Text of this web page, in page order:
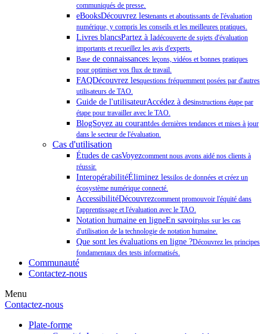
communiqués de presse.
eBooksDécouvrez lestenants et aboutissants de l'évaluation
numérique, y compris les conseils et les meilleures pratiques.
Livres blancsPartez à ladécouverte de sujets d'évaluation
importants et recueillez les avis d'experts.
Base de connaissances: leçons, vidéos et bonnes pratiques
pour optimiser vos flux de travail.
FAQDécouvrez lesquestions fréquemment posées par d'autres
utilisateurs de TAO.
Guide de l'utilisateurAccédez à desinstructions étape par
étape pour travailler avec le TAO.
BlogSoyez au courantdes dernières tendances et mises à jour
dans le secteur de l'évaluation.
Cas d'utilisation
Études de casVoyezcomment nous avons aidé nos clients à
réussir.
InteropérabilitéÉliminez lessilos de données et créez un
écosystème numérique connecté.
AccessibilitéDécouvrezcomment promouvoir l'équité dans
l'apprentissage et l'évaluation avec le TAO.
Notation humaine en ligneEn savoirplus sur les cas
d'utilisation de la technologie de notation humaine.
Que sont les évaluations en ligne ?Découvrez les principes
fondamentaux des tests informatisés.
Communauté
Contactez-nous
Menu
Contactez-nous
Plate-forme